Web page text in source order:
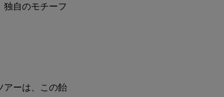
独自のモチーフ
アーは、この飴